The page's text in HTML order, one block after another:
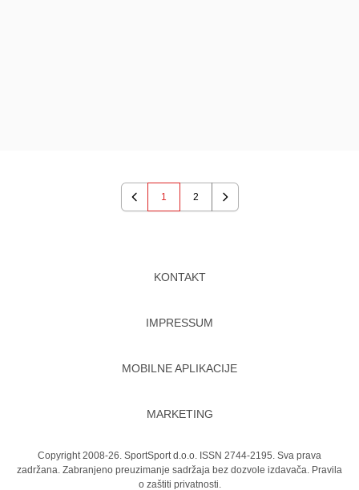
Previous
1 2
Next
KONTAKT
IMPRESSUM
MOBILNE APLIKACIJE
MARKETING
Copyright 2008-26. SportSport d.o.o. ISSN 2744-2195. Sva prava
zadržana. Zabranjeno preuzimanje sadržaja bez dozvole izdavača. Pravila
o zaštiti privatnosti.